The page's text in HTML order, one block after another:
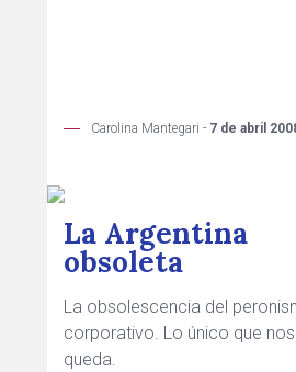
Carolina Mantegari - 7 de abril
La Argentina
obsoleta
La obsolescencia del
corporativo. Lo único que nos
queda.